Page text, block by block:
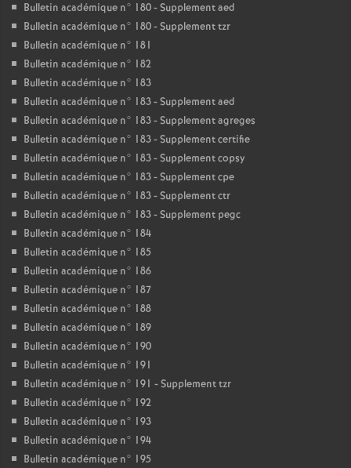
Bulletin académique n° 180 - Supplement aed
Bulletin académique n° 180 - Supplement tzr
Bulletin académique n° 181
Bulletin académique n° 182
Bulletin académique n° 183
Bulletin académique n° 183 - Supplement aed
Bulletin académique n° 183 - Supplement agreges
Bulletin académique n° 183 - Supplement certifie
Bulletin académique n° 183 - Supplement copsy
Bulletin académique n° 183 - Supplement cpe
Bulletin académique n° 183 - Supplement ctr
Bulletin académique n° 183 - Supplement pegc
Bulletin académique n° 184
Bulletin académique n° 185
Bulletin académique n° 186
Bulletin académique n° 187
Bulletin académique n° 188
Bulletin académique n° 189
Bulletin académique n° 190
Bulletin académique n° 191
Bulletin académique n° 191 - Supplement tzr
Bulletin académique n° 192
Bulletin académique n° 193
Bulletin académique n° 194
Bulletin académique n° 195